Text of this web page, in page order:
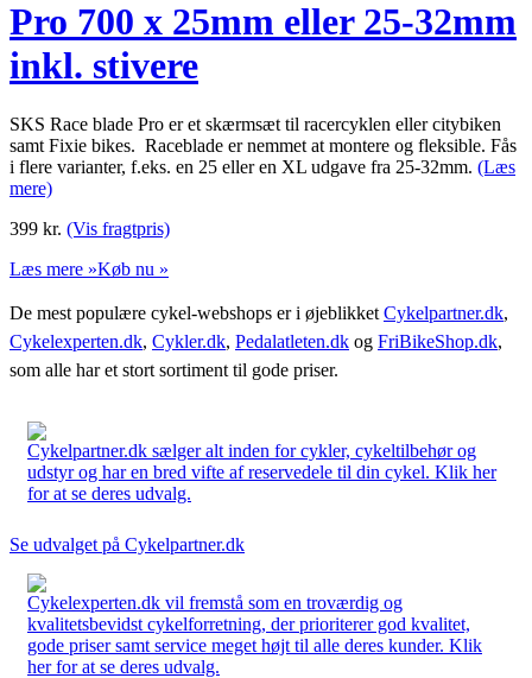
Pro 700 x 25mm eller 25-32mm
inkl. stivere
SKS Race blade Pro er et skærmsæt til racercyklen eller citybiken
samt Fixie bikes. Raceblade er nemmet at montere og fleksible. Fås
i flere varianter, f.eks. en 25 eller en XL udgave fra 25-32mm. (Læs
mere)
399 kr. (Vis fragtpris)
Læs mere »Køb nu »
De mest populære cykel-webshops er i øjeblikket Cykelpartner.dk,
Cykelexperten.dk, Cykler.dk, Pedalatleten.dk og FriBikeShop.dk,
som alle har et stort sortiment til gode priser.
Cykelpartner.dk sælger alt inden for cykler, cykeltilbehør og
udstyr og har en bred vifte af reservedele til din cykel. Klik her
for at se deres udvalg.
Se udvalget på Cykelpartner.dk
Cykelexperten.dk vil fremstå som en troværdig og
kvalitetsbevidst cykelforretning, der prioriterer god kvalitet,
gode priser samt service meget højt til alle deres kunder. Klik
her for at se deres udvalg.